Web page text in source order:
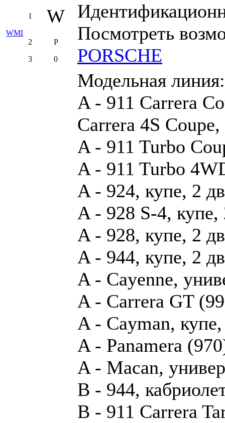
WMI
1 W
Посмотреть
PORSCHE
2
P
3
0
Модельная линия:
A - 911 Carrera
Carrera 4S
A - 911 Turbo
A - 911 Turbo
A - 924, купе, 2
A - 928 S-4, купе,
A - 928, купе, 2
A - 944, купе, 2
A - Cayenne,
A - Carrera GT
A - Cayman,
A - Panamera
A - Macan,
B - 944,
B - 911 Carrera